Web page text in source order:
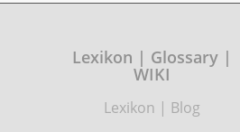
Lexikon | Glossary |
WIKI
Lexikon | Blog